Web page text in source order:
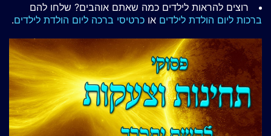
רוצים להראות לילדים כמה שאתם אוהבים? שלחו להם
ברכות ליום הולדת לילדים או כרטיסי ברכה ליום הולדת לילדים.